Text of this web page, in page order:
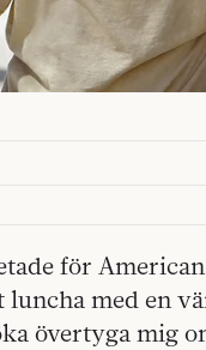
för
med en
övertyga mig